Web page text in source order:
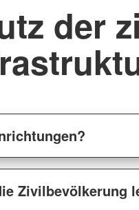
der
Zivilbevölkerung